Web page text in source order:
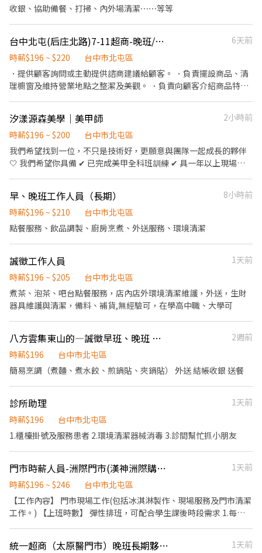
配合產線加班】 ∞∞∞◢┃詢問預約┃◣∞∞∞ ✅服務專員➠文文
小姐 ✅手機➠0932-733-893 ✅L.I.N.E.➠@826jcnfy(要加@唷)
✅【快速加入】➠https://lin.ee/RDrxb6W
切各種食材。 ．負責清理工作環境、設備和餐具。 ．準備不同餐點
收銀、協助備餐、打掃、內外場清潔⋯⋯等等
台中北屯(后庄北路)7-11超商-晚班/大夜人員(正也可）
6天前
時薪$196 ~ $220
台中市北屯區
．提供顧客詢問或主動提供諮商建議給顧客。 ．負責擺設商品、清
理櫥窗及維持營業地點之整潔及美觀。 ．負責向顧客介紹商品特
束營業前，統計銷售情形、盤點貨品存量及撰寫當日業務報表。
汐漾源森美學｜美甲師
2小時前
時薪$196 ~ $200
台中市北屯區
我們希望找到一位，不只是技術好，更願意與團隊一起成長的夥伴
🤍 我們希望你具備 ✔ 已完成美甲全科班訓練 ✔ 具一年以上現場經
作、基礎修護及上色流程 ✔ 能確實整理、清潔與消毒工作環境及工
具 ✔ 樂於協助店務，具團隊合作精神，願意與夥伴共同成長，而非
各自為政
早、晚班工作人員（長期）
8小時前
時薪$196 ~ $210
台中市北屯區
點餐服務、飲品調製、廚房烹煮、外送服務、環境清潔
誠徵工作人員
1天前
時薪$196 ~ $205
台中市北屯區
煮茶、泡茶、吧台點餐服務，店內店外環境清潔維護，外送，生財
器具維護與清潔，備料、補貨,無經驗可，在學高中職、大學可
八方雲集東山的—誠徵早班、晚班 工作人員
2週前
時薪$196
台中市北屯區
簡易烹調（煮麵、煮水餃、煎鍋貼、夾鍋貼） 外送 結帳收銀 送餐
診所助理
1天前
時薪$196
台中市北屯區
1.櫃檯掛號及服務患者 2.環境清潔器械消毒 3.診間幫忙抓小朋友
門市時薪人員-洲際門市(漢神洲際購物廣場)
1天前
時薪$196 ~ $246
台中市北屯區
【工作內容】 門市現場工作(包括冰淇淋製作、現場服務及門市清潔
工作。) 【上班時數】 彈性排班，可配合學生課後時段需求 1.每週
學習訓練，來創造顧客無與倫比的冰淇淋體驗 1.新進學習訓練(教室
統一超商（太原醫門市）晚班長期夥伴（暑期工讀勿擾）
1天前